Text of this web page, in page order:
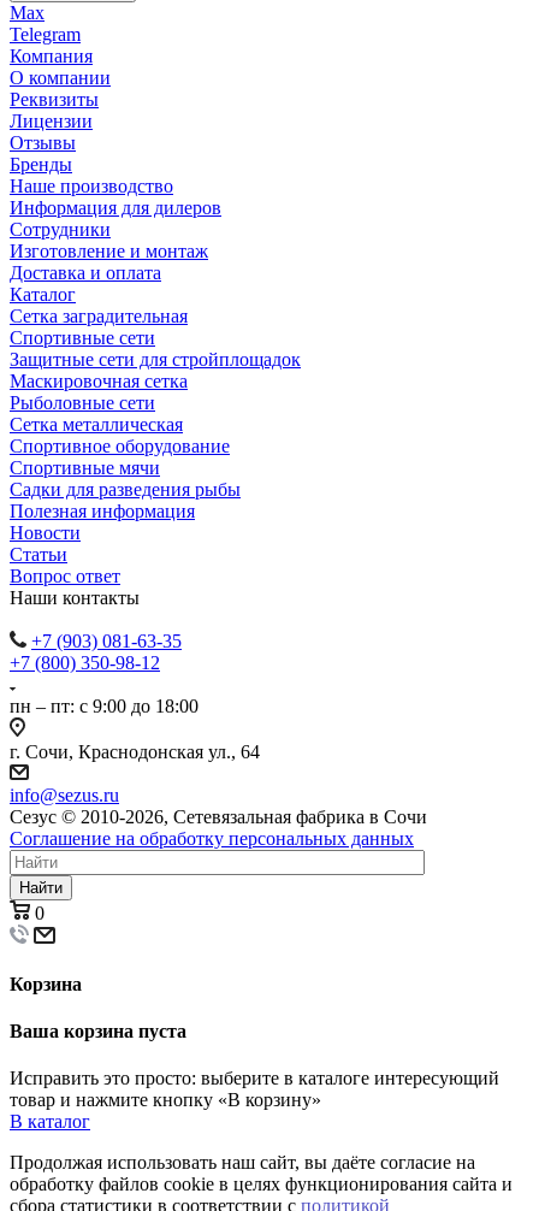
Max
Telegram
Компания
О компании
Реквизиты
Лицензии
Отзывы
Бренды
Наше производство
Информация для дилеров
Сотрудники
Изготовление и монтаж
Доставка и оплата
Каталог
Сетка заградительная
Спортивные сети
Защитные сети для стройплощадок
Маскировочная сетка
Рыболовные сети
Сетка металлическая
Спортивное оборудование
Спортивные мячи
Садки для разведения рыбы
Полезная информация
Новости
Статьи
Вопрос ответ
Наши контакты
+7 (903) 081-63-35
+7 (800) 350-98-12
пн – пт: с 9:00 до 18:00
г. Сочи, Краснодонская ул., 64
info@sezus.ru
Сезус © 2010-2026, Сетевязальная фабрика в Сочи
Соглашение на обработку персональных данных
Найти
0
Корзина
Ваша корзина пуста
Исправить это просто: выберите в каталоге интересующий
товар и нажмите кнопку «В корзину»
В каталог
Продолжая использовать наш сайт, вы даёте согласие на
обработку файлов cookie в целях функционирования сайта и
сбора статистики в соответствии с политикой